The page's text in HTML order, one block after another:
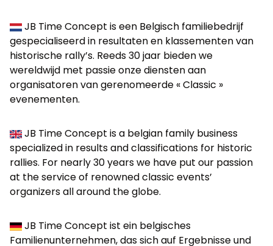
JB Time Concept is een Belgisch familiebedrijf
gespecialiseerd in resultaten en klassementen van
historische rally’s. Reeds 30 jaar bieden we
wereldwijd met passie onze diensten aan
organisatoren van gerenomeerde « Classic »
evenementen.
JB Time Concept is a belgian family business
specialized in results and classifications for historic
rallies. For nearly 30 years we have put our passion
at the service of renowned classic events’
organizers all around the globe.
JB Time Concept ist ein belgisches
Familienunternehmen, das sich auf Ergebnisse und